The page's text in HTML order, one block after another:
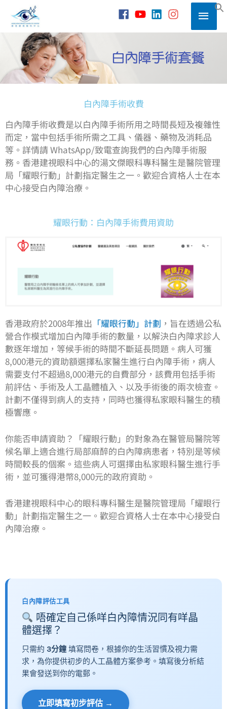
Main
白內障手術收費
白內障手術收費是以白內障手術所用之時間長短及複雜性
而定，當中包括手術所需之工具、儀器、藥物及消耗品
等。詳情請 WhatsApp/致電查詢我們的白內障手術服
務。香港建視眼科中心的湯文傑眼科專科醫生是醫院管理
局「耀眼行動」計劃指定醫生之一。歡迎合資格人士在本
中心接受白內障治療。
耀眼行動：白內障手術費用資助
香港政府於2008年推出 「耀眼行動」計劃 ，旨在透過公私
營合作模式增加白內障手術的數量，以解決白內障求診人
數逐年增加，等候手術的時間不斷延長問題。病人可獲
8,000港元的資助額選擇私家醫生進行白內障手術 ， 病人
需要支付不超過8,000港元的自費部分，該費用包括手術
前評估、手術及人工晶體植入、以及手術後的兩次檢查。
計劃不僅得到病人的支持，同時也獲得私家眼科醫生的積
極響應。
你能否申請資助？「耀眼行動」的對象為在醫管局醫院等
候名單上適合進行局部麻醉的白內障病患者，特別是等候
時間較長的個案。這些病人可選擇由私家眼科醫生進行手
術，並可獲得港幣8,000元的政府資助。
香港建視眼科中心的眼科專科醫生是醫院管理局「耀眼行
動」計劃指定醫生之一。歡迎合資格人士在本中心接受白
內障治療。
白內障評估工具
唔確定自己係咩白內障情況同有咩晶
體選擇？
只需約 3分鐘填寫問卷，根據你的生活習慣及視力需
求，為你提供初步的人工晶體方案參考。填寫後分析結
果會發送到你的電郵。
立即填寫初步評估 →